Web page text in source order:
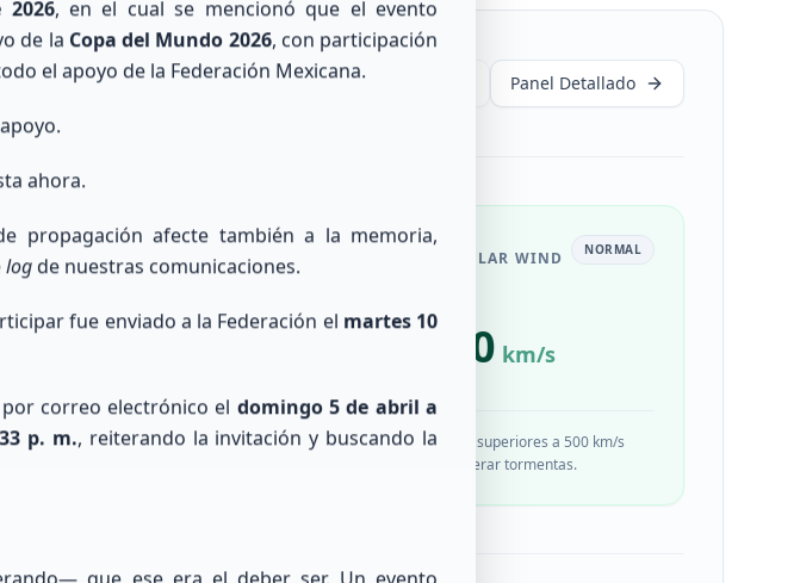
Panel Detallado
K-INDEX
1
Índice planetario a corto plazo. Valores
SOLAR WIND NORMAL
329.0 km/s
Velocidades superiores a 500 km/s
pueden generar tormentas.
, en el cual se mencionó que el evento
de la Copa del Mundo 2026, con participación
el apoyo de la Federación Mexicana.
ahora.
propagación afecte también a la memoria,
log de nuestras comunicaciones.
fue enviado a la Federación el martes 10
correo electrónico el domingo 5 de abril a
p. m., reiterando la invitación y buscando la